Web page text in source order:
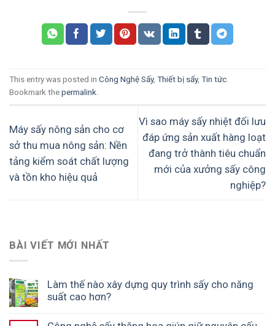
BÀI VIẾT MỚI NHẤT
Làm thế nào xây dựng quy trình sấy cho năng
suất cao hơn?
This entry was posted in Công Nghệ Sấy, Thiết bị sấy, Tin tức.
Bookmark the permalink.
Máy sấy nông sản cho cơ
sở thu mua nông sản: Nền
tảng kiểm soát chất lượng
và tồn kho hiệu quả
Vì sao máy sấy nhiệt đối lưu
đáp ứng sản xuất hàng loạt
đang trở thành tiêu chuẩn
mới của xưởng sấy công
nghiệp?